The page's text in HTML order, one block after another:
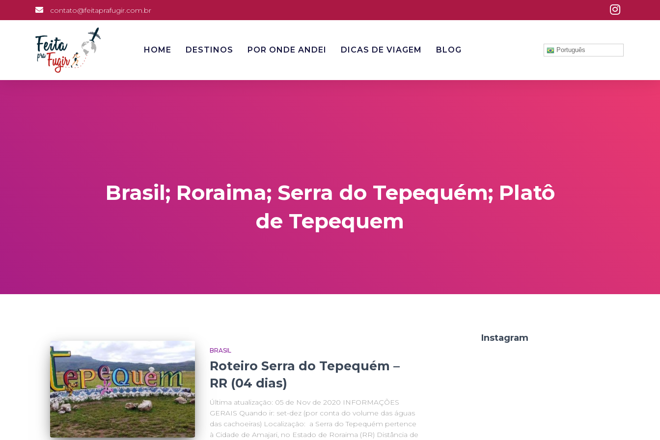
contato@feitaprafugir.com.br
HOME DESTINOS POR ONDE ANDEI DICAS DE VIAGEM BLOG Português
Brasil; Roraima; Serra do Tepequém; Platô
de Tepequem
BRASIL
Roteiro Serra do Tepequém –
RR (04 dias)
Última atualização: 05 de Nov de 2020 INFORMAÇÕES
GERAIS Quando ir: set-dez (por conta do volume das águas
das cachoeiras) Localização: a Serra do Tepequém pertence
à Cidade de Amajari, no Estado de Roraima (RR) Distância de
Instagram